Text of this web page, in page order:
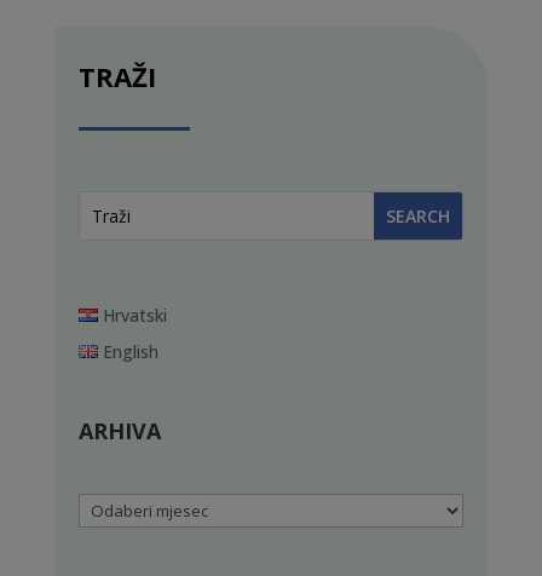
TRAŽI
Hrvatski
English
ARHIVA
Arhiva